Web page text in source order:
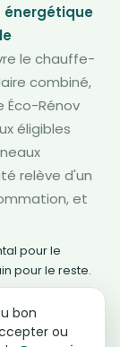
énergétique
le chauffe-
combiné,
Éco-Rénov
éligibles
relève d'un
et
pour le
pour le reste.
bon
ou